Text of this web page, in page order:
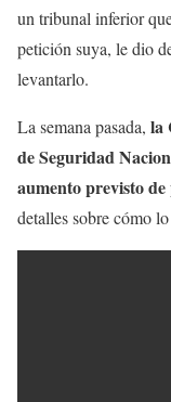
un tribunal inferior
petición suya, le dio
levantarlo.
La semana pasada, la
de Seguridad
aumento previsto
detalles sobre cómo